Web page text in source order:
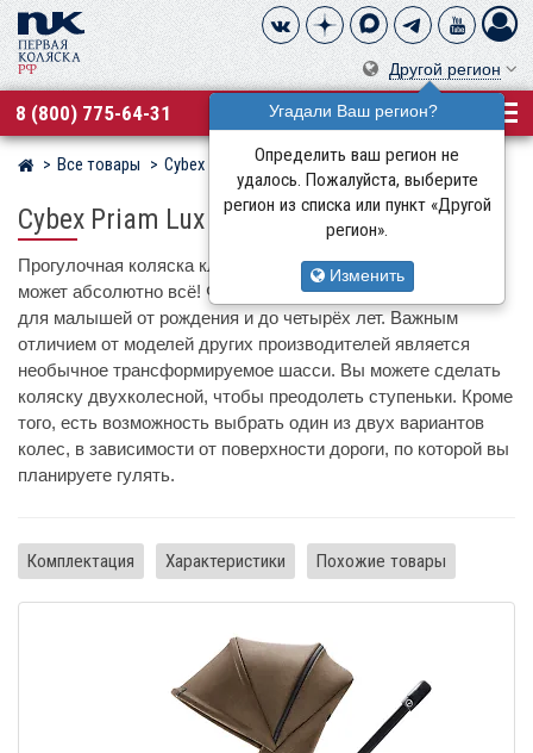
Другой регион
Угадали Ваш регион?
Определить ваш регион не
удалось. Пожалуйста, выберите
регион из списка или пункт «Другой
регион».
Изменить
8 (800) 775-64-31
Магазин детских колясок
Все товары Cybex
Cybex Priam Lux
Прогулочная коляска класса премиум Cybex Priam Lux
может абсолютно всё! Функциональное сиденье подходит
для малышей от рождения и до четырёх лет. Важным
отличием от моделей других производителей является
необычное трансформируемое шасси. Вы можете сделать
коляску двухколесной, чтобы преодолеть ступеньки. Кроме
того, есть возможность выбрать один из двух вариантов
колес, в зависимости от поверхности дороги, по которой вы
планируете гулять.
Комплектация Характеристики Похожие товары